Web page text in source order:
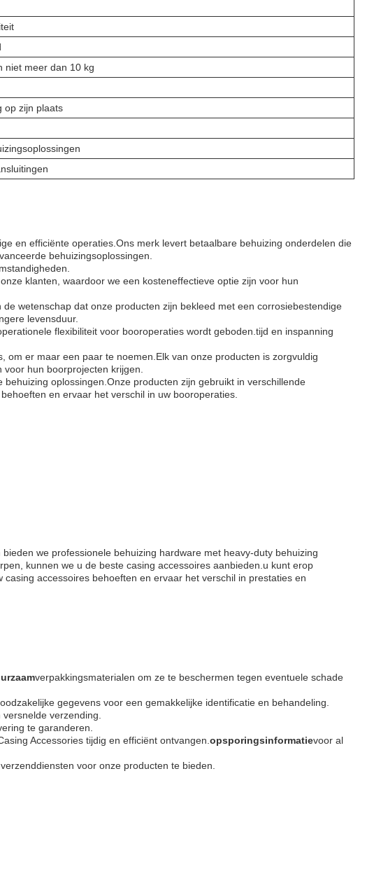
niet meer dan 10 kg
op zijn plaats
en efficiënte operaties.Ons merk levert betaalbare behuizing onderdelen die
behuizingsoplossingen.
klanten, waardoor we een kosteneffectieve optie zijn voor hun
wetenschap dat onze producten zijn bekleed met een corrosiebestendige
levensduur.
flexibiliteit voor booroperaties wordt geboden.tijd en inspanning
er maar een paar te noemen.Elk van onze producten is zorgvuldig
hun boorprojecten krijgen.
oplossingen.Onze producten zijn gebruikt in verschillende
en ervaar het verschil in uw booroperaties.
we professionele behuizing hardware met heavy-duty behuizing
kunnen we u de beste casing accessoires aanbieden.u kunt erop
accessoires behoeften en ervaar het verschil in prestaties en
verpakkingsmaterialen om ze te beschermen tegen eventuele schade
gegevens voor een gemakkelijke identificatie en behandeling.
verzending.
te garanderen.
Accessories tijdig en efficiënt ontvangen. opsporingsinformatievoor al
voor onze producten te bieden.